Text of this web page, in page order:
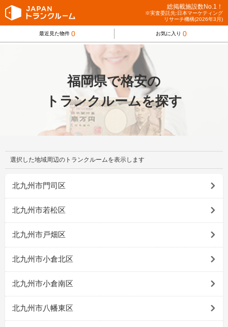
総掲載施設数No.1！
※実査委託先:日本マーケティング
リサーチ機構(2026年3月)
最近見た物件 0 お気に入り 0
福岡県で格安の
トランクルームを探す
選択した地域周辺のトランクルームを表示します
北九州市門司区
北九州市若松区
北九州市戸畑区
北九州市小倉北区
北九州市小倉南区
北九州市八幡東区